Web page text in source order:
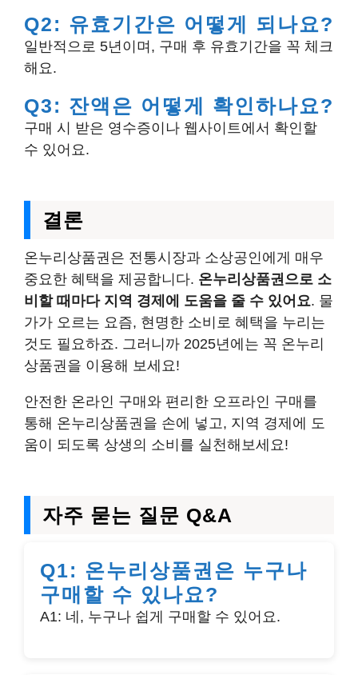
Q2: 유효기간은 어떻게 되나요?
일반적으로 5년이며, 구매 후 유효기간을 꼭 체크
해요.
Q3: 잔액은 어떻게 확인하나요?
구매 시 받은 영수증이나 웹사이트에서 확인할
수 있어요.
결론
온누리상품권은 전통시장과 소상공인에게 매우
중요한 혜택을 제공합니다. 온누리상품권으로 소
비할 때마다 지역 경제에 도움을 줄 수 있어요. 물
가가 오르는 요즘, 현명한 소비로 혜택을 누리는
것도 필요하죠. 그러니까 2025년에는 꼭 온누리
상품권을 이용해 보세요!
안전한 온라인 구매와 편리한 오프라인 구매를
통해 온누리상품권을 손에 넣고, 지역 경제에 도
움이 되도록 상생의 소비를 실천해보세요!
자주 묻는 질문 Q&A
Q1: 온누리상품권은 누구나
구매할 수 있나요?
A1: 네, 누구나 쉽게 구매할 수 있어요.